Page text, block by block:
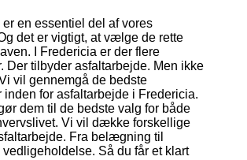
en essentiel del af vores
det er vigtigt, at vælge de rette
I Fredericia er der flere
Der tilbyder asfaltarbejde. Men ikke
vil gennemgå de bedste
inden for asfaltarbejde i Fredericia.
dem til de bedste valg for både
Vi vil dække forskellige
Fra belægning til
vedligeholdelse. Så du får et klart